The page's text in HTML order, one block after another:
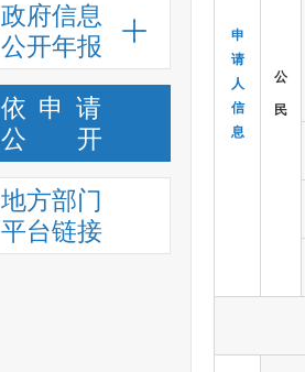
政府信息
公开年报
依申请
公
开
地方部门
平台链接
申
请
人
信
息
公
民